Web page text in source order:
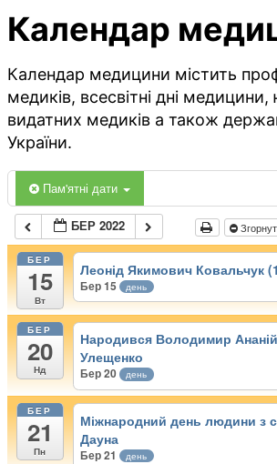
Календар
Календар медицини містить
медиків, всесвітні дні медицини,
видатних медиків а також
України.
Пам'ятні дати
БЕР 2022
БЕР
15
Вт
Леонід Якимович Ковальчук
Бер 15 день
БЕР
20
Нд
Народився Володимир
Улещенко
Бер 20 день
БЕР
21
Пн
Міжнародний день людини з
Дауна
Бер 21 день